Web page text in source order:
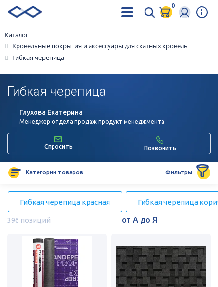
0
Каталог
Кровельные покрытия и аксессуары для скатных кровель
Гибкая черепица
Гибкая черепица
Глухова Екатерина
Менеджер отдела продаж продукт менеджмента
Спросить Позвонить
Категории товаров Фильтры
Гибкая черепица красная Гибкая черепица
396 позиций